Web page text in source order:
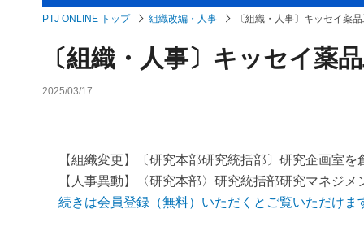
PTJ ONLINE トップ 組織改編・人事 〔組織・人事〕キッセイ薬
〔組織・人事〕キッセイ薬
2025/03/17
【組織変更】〔研究本部研究統括部〕研究企画室
【人事異動】〈研究本部〉研究統括部研究マネジ
続きは会員登録（無料）いただくとご覧いただけま